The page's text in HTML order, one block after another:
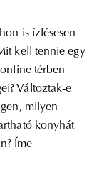
is ízlésesen
kell tennie egy
térben
Változtak-e
milyen
konyhát
Íme